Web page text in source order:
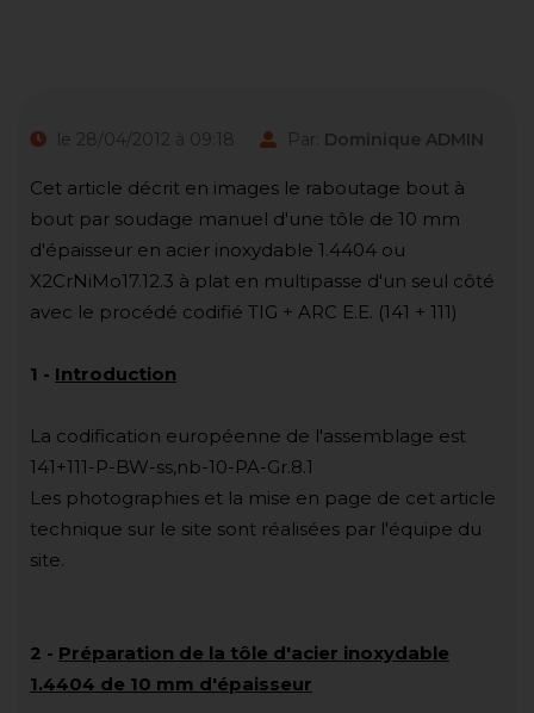
le 28/04/2012 à 09:18 Par: Dominique ADMIN
Cet article décrit en images le raboutage bout à
bout par soudage manuel d'une tôle de 10 mm
d'épaisseur en acier inoxydable 1.4404 ou
X2CrNiMo17.12.3 à plat en multipasse d'un seul côté
avec le procédé codifié TIG + ARC E.E. (141 + 111)
1 - Introduction
La codification européenne de l'assemblage est
141+111-P-BW-ss,nb-10-PA-Gr.8.1
Les photographies et la mise en page de cet article
technique sur le site sont réalisées par l'équipe du
site.
2 - Préparation de la tôle d'acier inoxydable
1.4404 de 10 mm d'épaisseur